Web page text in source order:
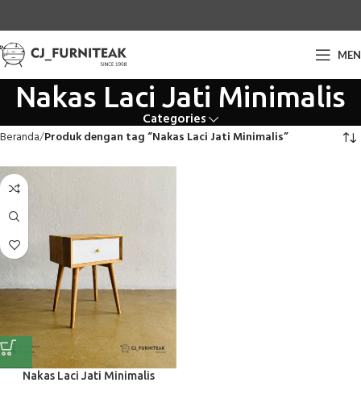
Nakas Laci Jati Minimalis
Categories
Beranda Produk dengan tag “Nakas Laci Jati Minimalis”
Nakas Laci Jati Minimalis